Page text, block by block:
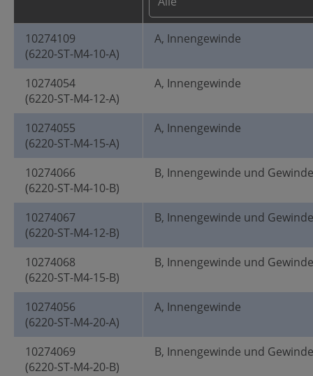
10274109
(6220-ST-M4-10-A)
A, Innengewinde
10274054
(6220-ST-M4-12-A)
A, Innengewinde
10274055
(6220-ST-M4-15-A)
A, Innengewinde
10274066
(6220-ST-M4-10-B)
B, Innengewinde und
10274067
(6220-ST-M4-12-B)
B, Innengewinde und
10274068
(6220-ST-M4-15-B)
B, Innengewinde und
10274056
(6220-ST-M4-20-A)
A, Innengewinde
10274069
(6220-ST-M4-20-B)
B, Innengewinde und